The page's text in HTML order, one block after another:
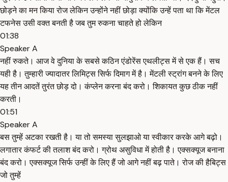
छोड़ने का मन किया रोज लेकिन उन्होंने नहीं छोड़ा क्योंकि उन्हें पता था कि मेंटल
टफनेस उसी वक्त बनती है जब तुम रुकना चाहते हो लेकिन
01:38
Speaker A
नहीं रुकते। आज वे दुनिया के सबसे कठिन एंडोरेंस एथलीट्स में से एक हैं। सच
यही है। तुम्हारी ज्यादातर लिमिट्स सिर्फ दिमाग में है। मेंटली स्ट्रांग बनने के लिए
यह तीन आदतें तुरंत छोड़ दो। कंप्लेन करना बंद करो। शिकायत कुछ ठीक नहीं
करती।
01:51
Speaker A
बस तुम्हें अटका रखती है। या तो समस्या सुलझाओ या स्वीकार करके आगे बढ़ो।
लगातार कंफर्ट की तलाश बंद करो। ग्रोथ असुविधा में होती है। एक्सक्यूज बनाना
बंद करो। एक्सक्यूज सिर्फ उन्हीं के लिए हैं जो आगे नहीं बढ़ पाते। रोज की हैबिट्स
जो तुम्हें